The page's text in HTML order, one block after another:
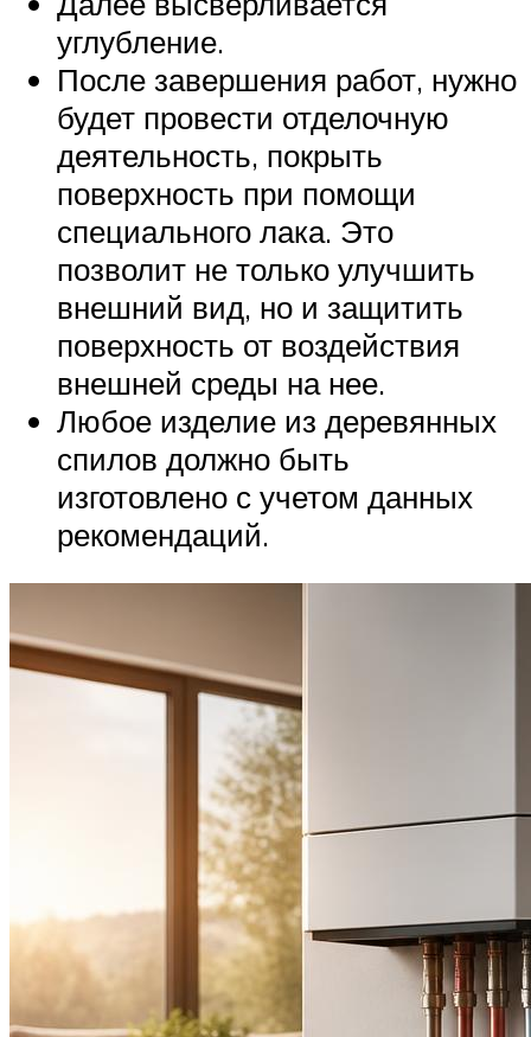
углубление.
После завершения работ, нужно
будет провести отделочную
деятельность, покрыть
поверхность при помощи
специального лака. Это
позволит не только улучшить
внешний вид, но и защитить
поверхность от воздействия
внешней среды на нее.
Любое изделие из деревянных
спилов должно быть
изготовлено с учетом данных
рекомендаций.